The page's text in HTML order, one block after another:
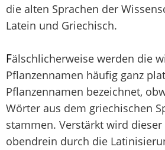
die alten Sprachen der
Latein und Griechisch.
Fälschlicherweise werden die
Pflanzennamen häufig ganz
Pflanzennamen bezeichnet,
Wörter aus dem griechischen
stammen. Verstärkt wird
obendrein durch die